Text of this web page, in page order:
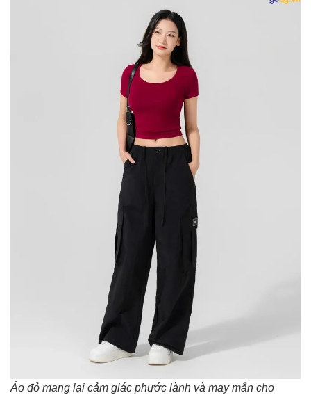
Áo đỏ mang lại cảm giác phước lành và may mắn cho